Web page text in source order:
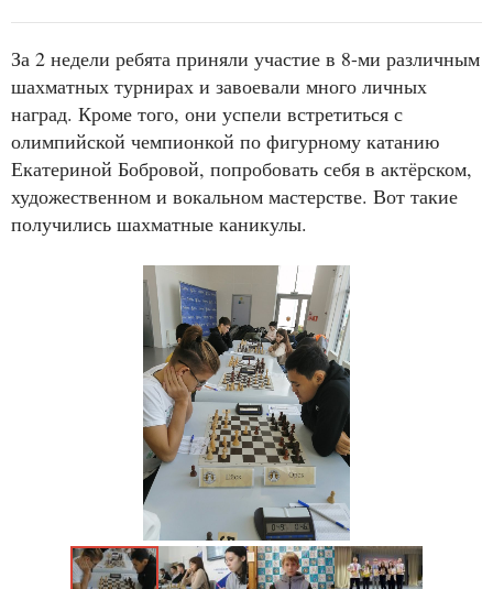
За 2 недели ребята приняли участие в 8-ми различным
шахматных турнирах и завоевали много личных
наград. Кроме того, они успели встретиться с
олимпийской чемпионкой по фигурному катанию
Екатериной Бобровой, попробовать себя в актёрском,
художественном и вокальном мастерстве. Вот такие
получились шахматные каникулы.